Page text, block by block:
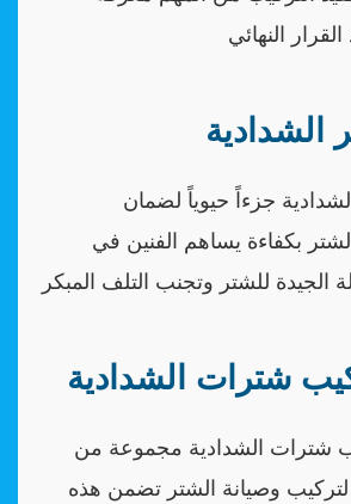
النهائي
الشدادية
جزءاً حيوياً لضمان
بكفاءة يساهم الفنين في
الجيدة للشتر وتجنب التلف المبكر
شترات الشدادية
شترات الشدادية مجموعة من
لتركيب وصيانة الشتر تضمن هذه